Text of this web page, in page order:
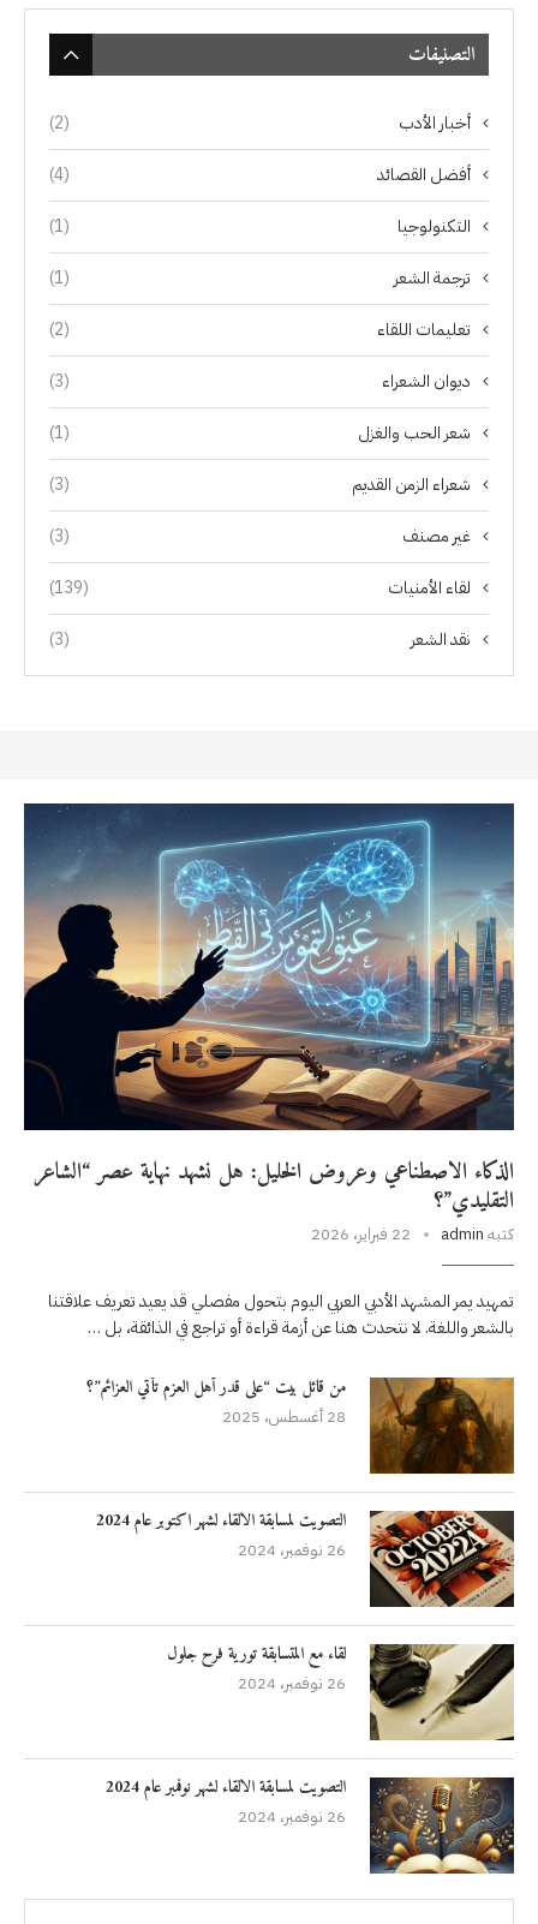
التصنيفات
أخبار الأدب (2)
أفضل القصائد (4)
التكنولوجيا (1)
ترجمة الشعر (1)
تعليمات اللقاء (2)
ديوان الشعراء (3)
شعر الحب والغزل (1)
شعراء الزمن القديم (3)
غير مصنف (3)
لقاء الأمنيات (139)
نقد الشعر (3)
الذكاء الاصطناعي وعروض الخليل: هل نشهد نهاية عصر “الشاعر
التقليدي”؟
كتبه admin 22 فبراير، 2026
تمهيد يمر المشهد الأدبي العربي اليوم بتحول مفصلي قد يعيد تعريف علاقتنا
بالشعر واللغة. لا نتحدث هنا عن أزمة قراءة أو تراجع في الذائقة، بل …
من قائل بيت “على قدر أهل العزم تأتي العزائم”؟
28 أغسطس، 2025
التصويت لمسابقة الالقاء لشهر اكتوبر عام 2024
26 نوفمبر، 2024
لقاء مع المتسابقة تورية فرح جلول
26 نوفمبر، 2024
التصويت لمسابقة الالقاء لشهر نوفمبر عام 2024
26 نوفمبر، 2024